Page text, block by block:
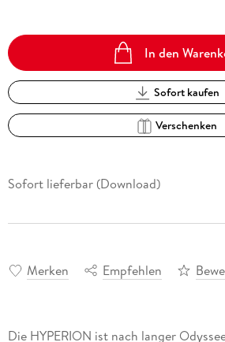
In den
Sofort kaufen
Verschenken
Sofort lieferbar (Download)
Merken Empfehlen
Die HYPERION ist nach langer